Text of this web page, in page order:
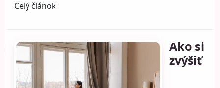
Celý článok
Ako si
zvýšiť